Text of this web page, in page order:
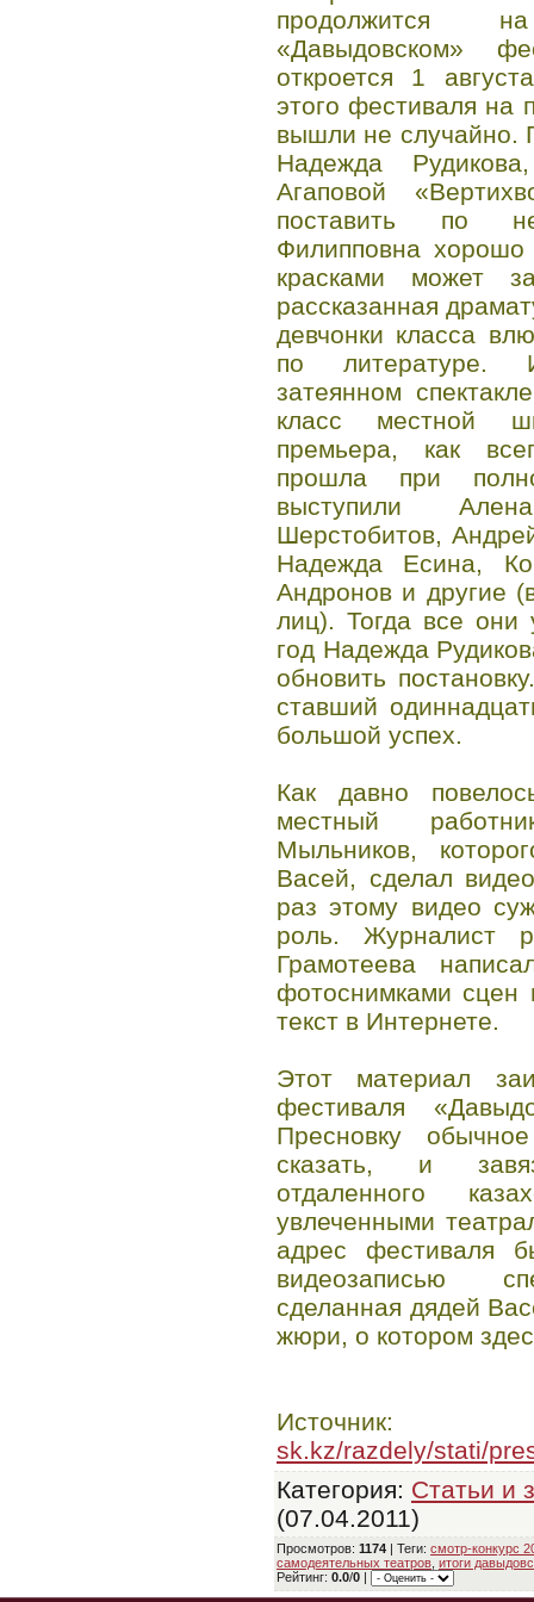
продолжится
«Давыдовском»
откроется 1
этого фестиваля на
вышли не случайно.
Надежда
Агаповой
поставить по
Филипповна хорошо
красками может
рассказанная
девчонки класса
по литературе.
затеянном
класс местной
премьера, как
прошла при
выступили
Шерстобитов,
Надежда Есина,
Андронов и другие
лиц). Тогда все они
год Надежда
обновить
ставший
большой успех.
Как давно
местный
Мыльников,
Васей, сделал
раз этому видео
роль. Журналист
Грамотеева
фотоснимками сцен
текст в Интернете.
Этот материал
фестиваля
Пресновку
сказать, и
отдаленного
увлеченными
адрес фестиваля
видеозаписью
сделанная дядей
жюри, о котором
Источник
sk.kz/razdely/stati/
Категория: Статьи и
(07.04.2011)
Просмотров: 1174 | Теги: смотр-конкурс
самодеятельных театров итоги
Рейтинг: 0.0/0 |